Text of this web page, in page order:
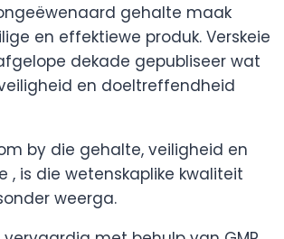
gehalte maak
en effektiewe produk. Verskeie
dekade gepubliseer wat
en doeltreffendheid
by die gehalte, veiligheid en
, is die wetenskaplike kwaliteit
weerga.